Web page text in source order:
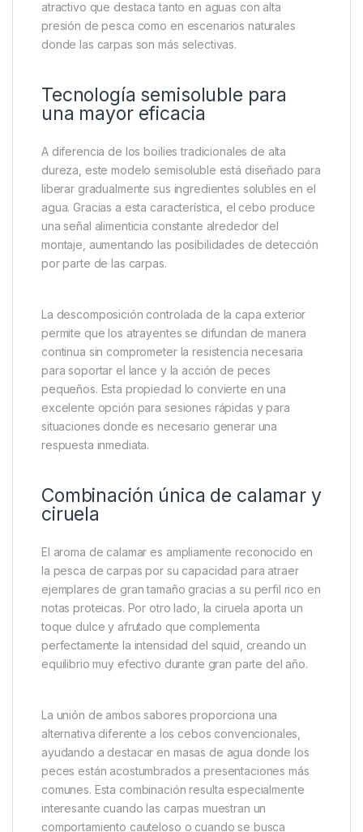
atractivo que destaca tanto en aguas con alta
presión de pesca como en escenarios naturales
donde las carpas son más selectivas.
Tecnología semisoluble para
una mayor eficacia
A diferencia de los boilies tradicionales de alta
dureza, este modelo semisoluble está diseñado para
liberar gradualmente sus ingredientes solubles en el
agua. Gracias a esta característica, el cebo produce
una señal alimenticia constante alrededor del
montaje, aumentando las posibilidades de detección
por parte de las carpas.
La descomposición controlada de la capa exterior
permite que los atrayentes se difundan de manera
continua sin comprometer la resistencia necesaria
para soportar el lance y la acción de peces
pequeños. Esta propiedad lo convierte en una
excelente opción para sesiones rápidas y para
situaciones donde es necesario generar una
respuesta inmediata.
Combinación única de calamar y
ciruela
El aroma de calamar es ampliamente reconocido en
la pesca de carpas por su capacidad para atraer
ejemplares de gran tamaño gracias a su perfil rico en
notas proteicas. Por otro lado, la ciruela aporta un
toque dulce y afrutado que complementa
perfectamente la intensidad del squid, creando un
equilibrio muy efectivo durante gran parte del año.
La unión de ambos sabores proporciona una
alternativa diferente a los cebos convencionales,
ayudando a destacar en masas de agua donde los
peces están acostumbrados a presentaciones más
comunes. Esta combinación resulta especialmente
interesante cuando las carpas muestran un
comportamiento cauteloso o cuando se busca